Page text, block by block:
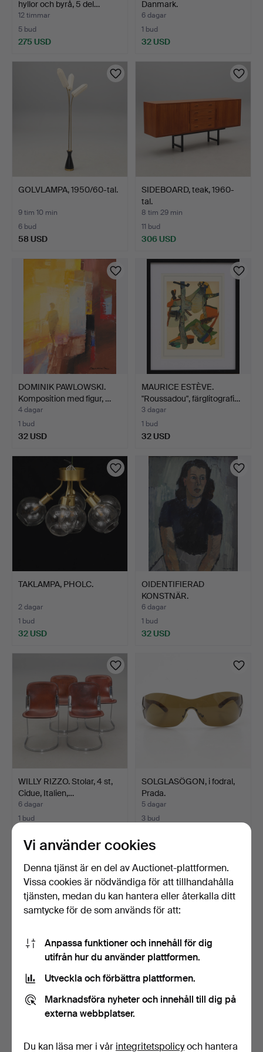
hyllor och byrå, 5 del…
12 timmar
5 bud
275 USD
Danmark.
6 dagar
1 bud
32 USD
GOLVLAMPA, 1950/60-tal.
9 tim 10 min
6 bud
58 USD
SIDEBOARD, teak, 1960-
tal.
8 tim 29 min
11 bud
306 USD
DOMINIK PAWLOWSKI.
Komposition med figur, …
4 dagar
1 bud
32 USD
MAURICE ESTÈVE.
"Roussadou", färglitografi…
3 dagar
1 bud
32 USD
TAKLAMPA, PHOLC.
2 dagar
1 bud
32 USD
OIDENTIFIERAD
KONSTNÄR.
KVINNOPORTRÄTT, ot…
6 dagar
1 bud
32 USD
WILLY RIZZO. Stolar, 4 st,
Cidue, Italien,…
6 dagar
1 bud
SOLGLASÖGON, i fodral,
Prada.
5 dagar
3 bud
VÄGGLAMPOR, ett par,
4 dagar
MANSCHETTKNAPPAR,
4 dagar
Vi använder cookies
Denna tjänst är en del av Auctionet-plattformen.
Vissa cookies är nödvändiga för att tillhandahålla
tjänsten, medan du kan hantera eller återkalla ditt
samtycke för de som används för att:
Anpassa funktioner och innehåll för dig
utifrån hur du använder plattformen.
Utveckla och förbättra plattformen.
Marknadsföra nyheter och innehåll till dig på
externa webbplatser.
Du kan läsa mer i vår integritetspolicyoch hantera